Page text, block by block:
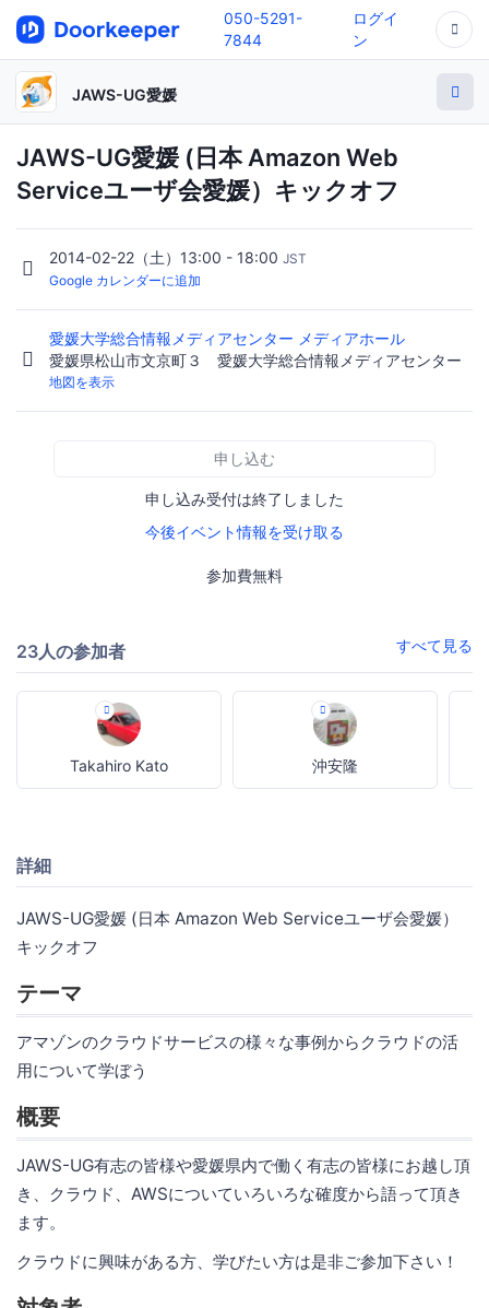
050-5291-
7844
ログイ
ン
JAWS-UG愛媛
JAWS-UG愛媛 (日本 Amazon Web
Serviceユーザ会愛媛）キックオフ
2014-02-22（土）13:00 - 18:00 JST
Google カレンダーに追加
愛媛大学総合情報メディアセンター メディアホール
愛媛県松山市文京町３ 愛媛大学総合情報メディアセンター
地図を表示
申し込む
申し込み受付は終了しました
今後イベント情報を受け取る
参加費無料
23人の参加者 すべて見る
Takahiro Kato 沖安隆
詳細
JAWS-UG愛媛 (日本 Amazon Web Serviceユーザ会愛媛）
キックオフ
テーマ
アマゾンのクラウドサービスの様々な事例からクラウドの活
用について学ぼう
概要
JAWS-UG有志の皆様や愛媛県内で働く有志の皆様にお越し頂
き、クラウド、AWSについていろいろな確度から語って頂き
ます。
クラウドに興味がある方、学びたい方は是非ご参加下さい！